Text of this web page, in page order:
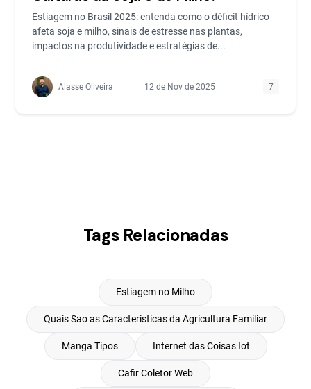
Estiagem no Brasil 2025: entenda como o déficit hídrico
afeta soja e milho, sinais de estresse nas plantas,
impactos na produtividade e estratégias de...
Alasse Oliveira 12 de Nov de 2025 7
Tags Relacionadas
Estiagem no Milho
Quais Sao as Caracteristicas da Agricultura Familiar
Manga Tipos Internet das Coisas Iot
Cafir Coletor Web